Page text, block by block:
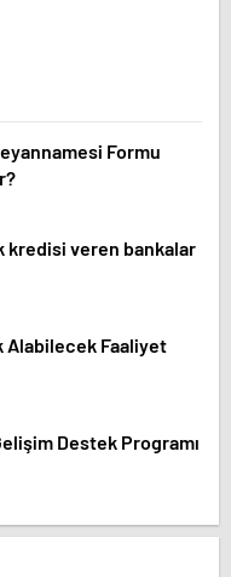
Formu
kredisi veren bankalar
Alabilecek Faaliyet
Destek Programı